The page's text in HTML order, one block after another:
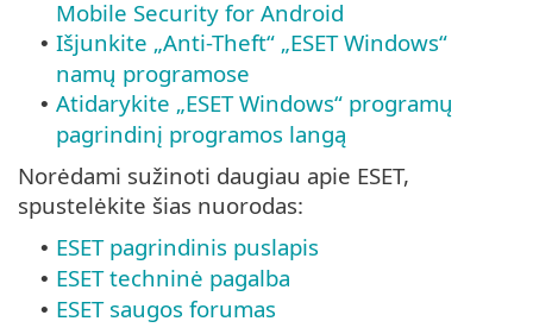
Mobile Security for Android
• Išjunkite „Anti-Theft“ „ESET Windows“
namų programose
• Atidarykite „ESET Windows“ programų
pagrindinį programos langą
Norėdami sužinoti daugiau apie ESET,
spustelėkite šias nuorodas:
• ESET pagrindinis puslapis
• ESET techninė pagalba
• ESET saugos forumas